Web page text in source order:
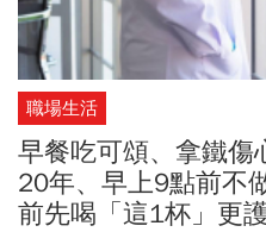
職場生活
早餐吃可頌、拿鐵傷
20年、早上9點前不
前先喝「這1杯」更